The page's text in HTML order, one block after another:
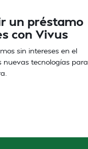
un préstamo
con Vivus
sin intereses en el
nuevas tecnologías para